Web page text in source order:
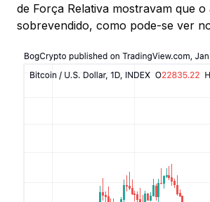
de Força Relativa mostravam que o
sobrevendido, como pode-se ver